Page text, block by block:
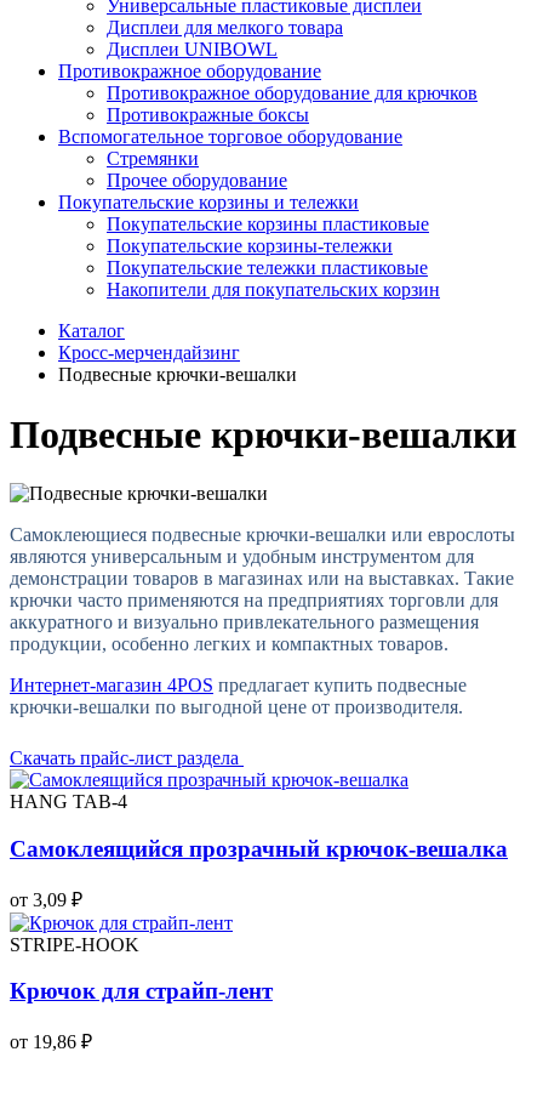
Универсальные пластиковые дисплеи
Дисплеи для мелкого товара
Дисплеи UNIBOWL
Противокражное оборудование
Противокражное оборудование для крючков
Противокражные боксы
Вспомогательное торговое оборудование
Стремянки
Прочее оборудование
Покупательские корзины и тележки
Покупательские корзины пластиковые
Покупательские корзины-тележки
Покупательские тележки пластиковые
Накопители для покупательских корзин
Каталог
Кросс-мерчендайзинг
Подвесные крючки-вешалки
Подвесные крючки-вешалки
Самоклеющиеся подвесные крючки-вешалки или еврослоты
являются универсальным и удобным инструментом для
демонстрации товаров в магазинах или на выставках. Такие
крючки часто применяются на предприятиях торговли для
аккуратного и визуально привлекательного размещения
продукции, особенно легких и компактных товаров.
Интернет-магазин 4POS предлагает купить подвесные
крючки-вешалки по выгодной цене от производителя.
Скачать прайс-лист раздела
HANG TAB-4
Самоклеящийся прозрачный крючок-вешалка
от 3,09 ₽
STRIPE-HOOK
Крючок для страйп-лент
от 19,86 ₽